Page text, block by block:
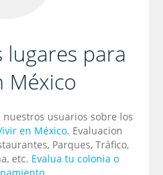
lugares para
México
usuarios sobre los
en México. Evaluacion
Parques, Tráfico,
etc. Evalua tu colonia o
.